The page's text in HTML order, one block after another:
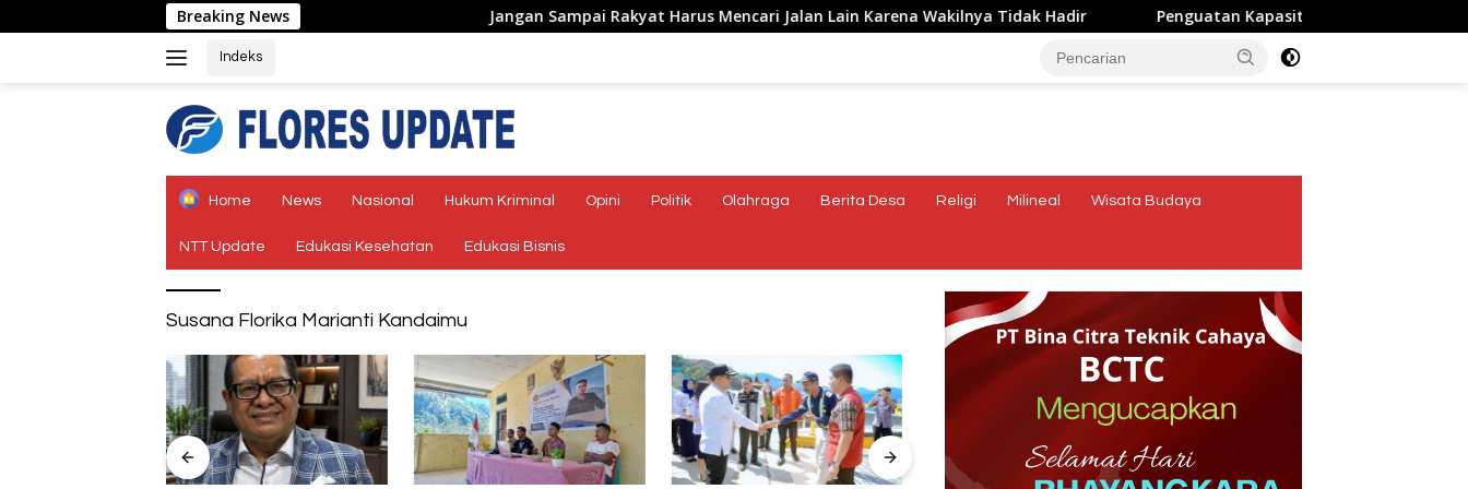
ke
Breaking News Jangan Sampai Rakyat Harus Mencari Jalan Lain Karena Wakilnya Tidak Hadir Penguatan Kapasitas Karang Taruna, Dosen
Indeks
Home News Nasional Hukum Kriminal Opini Politik Olahraga Berita Desa Religi Milineal Wisata Budaya
NTT Update Edukasi Kesehatan Edukasi Bisnis
Susana Florika Marianti Kandaimu